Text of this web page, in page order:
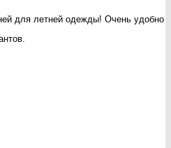
для летней одежды! Очень удобно